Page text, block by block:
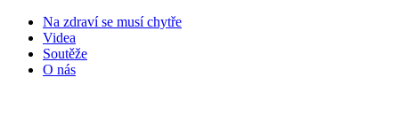
Na zdraví se musí chytře
Videa
Soutěže
O nás